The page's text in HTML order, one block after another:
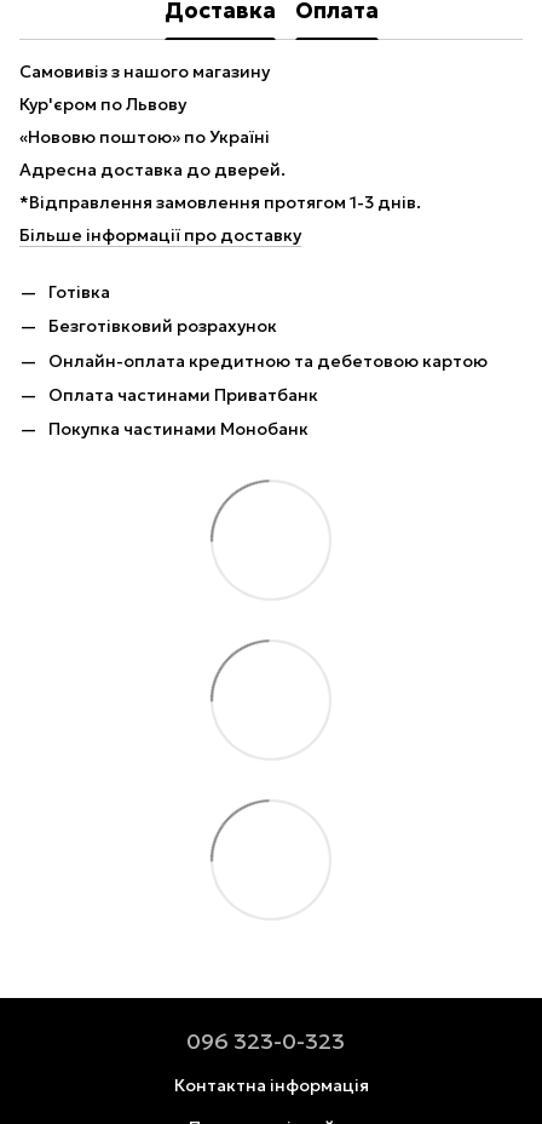
Доставка Оплата
Самовивіз з нашого магазину
Кур'єром по Львову
«Нововю поштою» по Україні
Адресна доставка до дверей.
*Відправлення замовлення протягом 1-3 днів.
Більше інформації про доставку
Готівка
Безготівковий розрахунок
Онлайн-оплата кредитною та дебетовою картою
Оплата частинами Приватбанк
Покупка частинами Монобанк
096 323-0-323
Контактна інформація